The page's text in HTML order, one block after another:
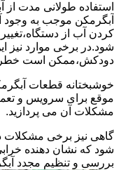
استفاده طولانی مدت
آبگرمکن موجب به
کردن آب از
شود.در برخی موارد نیز
دودکش،ممکن است
خوشبختانه قطعات
موقع برای سرویس و
مشکلات آن می پردازید.
گاهی نیز برخی مشکلات
شود که نشان دهنده
بررسی و تنظیم مجدد